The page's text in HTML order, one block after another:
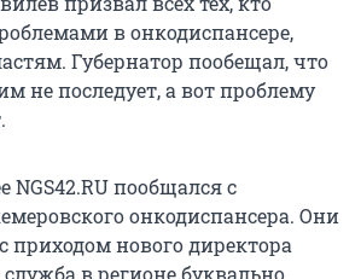
в онкодиспансере,
Губернатор пообещал, что
не последует, а вот проблему
пообщался с
онкодиспансера. Они
приходом нового директора
в регионе буквально